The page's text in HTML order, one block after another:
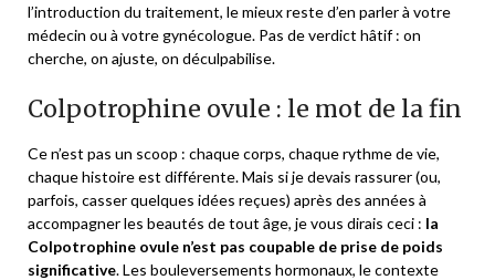
l’introduction du traitement, le mieux reste d’en parler à votre
médecin ou à votre gynécologue. Pas de verdict hâtif : on
cherche, on ajuste, on déculpabilise.
Colpotrophine ovule : le mot de la fin
Ce n’est pas un scoop : chaque corps, chaque rythme de vie,
chaque histoire est différente. Mais si je devais rassurer (ou,
parfois, casser quelques idées reçues) après des années à
accompagner les beautés de tout âge, je vous dirais ceci : la
Colpotrophine ovule n’est pas coupable de prise de poids
significative. Les bouleversements hormonaux, le contexte